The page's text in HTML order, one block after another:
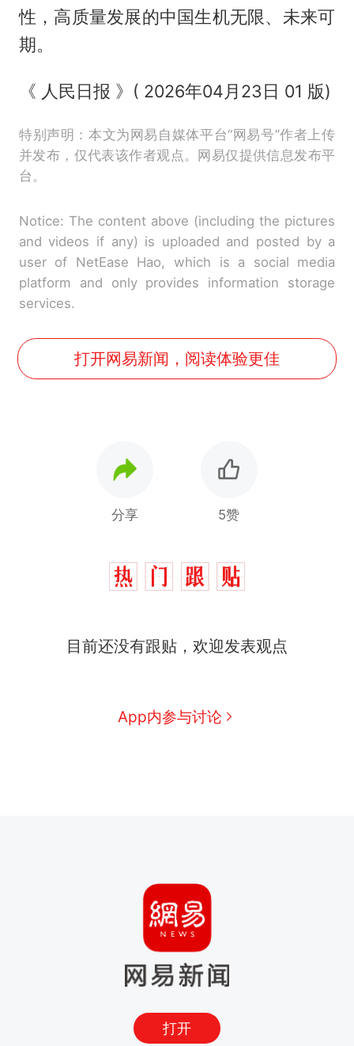
性，高质量发展的中国生机无限、未来可
期。
《 人民日报 》( 2026年04月23日 01 版)
特别声明：本文为网易自媒体平台“网易号”作者上传
并发布，仅代表该作者观点。网易仅提供信息发布平
台。
Notice: The content above (including the pictures
and videos if any) is uploaded and posted by a
user of NetEase Hao, which is a social media
platform and only provides information storage
services.
打开网易新闻，阅读体验更佳
分享 5赞
目前还没有跟贴，欢迎发表观点
App内参与讨论
打开